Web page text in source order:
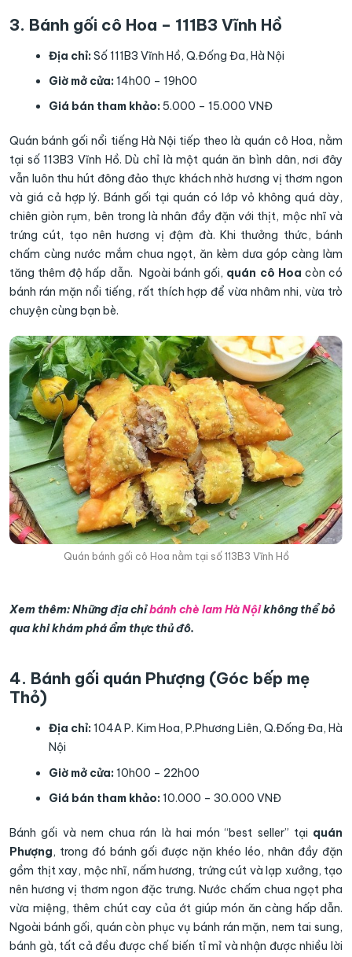
3. Bánh gối cô Hoa – 111B3 Vĩnh Hồ
Địa chỉ: Số 111B3 Vĩnh Hồ, Q.Đống Đa, Hà Nội
Giờ mở cửa: 14h00 – 19h00
Giá bán tham khảo:5.000 – 15.000 VNĐ
Quán bánh gối nổi tiếng Hà Nội tiếp theo là quán cô Hoa, nằm
tại số 113B3 Vĩnh Hồ. Dù chỉ là một quán ăn bình dân, nơi đây
vẫn luôn thu hút đông đảo thực khách nhờ hương vị thơm ngon
và giá cả hợp lý. Bánh gối tại quán có lớp vỏ không quá dày,
chiên giòn rụm, bên trong là nhân đầy đặn với thịt, mộc nhĩ và
trứng cút, tạo nên hương vị đậm đà. Khi thưởng thức, bánh
chấm cùng nước mắm chua ngọt, ăn kèm dưa góp càng làm
tăng thêm độ hấp dẫn. Ngoài bánh gối, quán cô Hoa còn có
bánh rán mặn nổi tiếng, rất thích hợp để vừa nhâm nhi, vừa trò
chuyện cùng bạn bè.
Quán bánh gối cô Hoa nằm tại số 113B3 Vĩnh Hồ
Xem thêm: Những địa chỉbánh chè lam Hà Nộikhông thể bỏ
qua khi khám phá ẩm thực thủ đô.
4. Bánh gối quán Phượng (Góc bếp mẹ
Thỏ)
Địa chỉ: 104A P. Kim Hoa, P.Phương Liên, Q.Đống Đa, Hà
Nội
Giờ mở cửa: 10h00 – 22h00
Giá bán tham khảo: 10.000 – 30.000 VNĐ
Bánh gối và nem chua rán là hai món “best seller” tại quán
Phượng, trong đó bánh gối được nặn khéo léo, nhân đầy đặn
gồm thịt xay, mộc nhĩ, nấm hương, trứng cút và lạp xưởng, tạo
nên hương vị thơm ngon đặc trưng. Nước chấm chua ngọt pha
vừa miệng, thêm chút cay của ớt giúp món ăn càng hấp dẫn.
Ngoài bánh gối, quán còn phục vụ bánh rán mặn, nem tai sung,
bánh gà, tất cả đều được chế biến tỉ mỉ và nhận được nhiều lời